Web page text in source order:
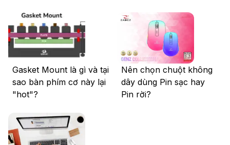
Gasket Mount là gì và tại
sao bàn phím cơ này lại
"hot"?
Nên chọn chuột không
dây dùng Pin sạc hay
Pin rời?